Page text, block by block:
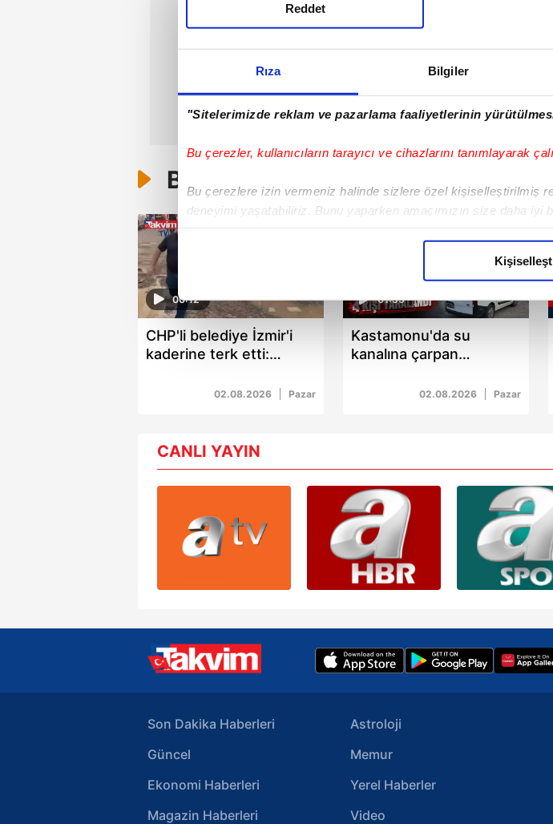
Rıza Bilgiler
"Sitelerimizde reklam ve pazarlama faaliyetlerinin
Bu çerezler, kullanıcıların tarayıcı ve cihazlarını tanımlayarak
Bu çerezlere izin vermeniz halinde sizlere özel kişiselleştirilmiş
deneyimi yaşatabiliriz. Bunu yaparken amacımızın size daha
Sizlere daha iyi bir hizmet sunabilmek için İnternet Sitemizde
çerezler vasıtasıyla çeşitli kişisel verileriniz işlenmekte olup
amacıyla kullanılmaktadır. Diğer çerezler, sitemizin daha
mevzuata uygun olarak kullanılan çerezlerle ilgili bilgi almak için
Reddet
Bunlar da Var
00:12
CHP'li belediye İzmir'i
kaderine terk etti:
02.08.2026 Pazar
01:35
Kastamonu'da su
kanalına çarpan
kişi yaralandı02.08.2026 Pazar
CANLI YAYIN
Son Dakika Haberleri
Güncel
Ekonomi Haberleri
Magazin Haberleri
Astroloji
Memur
Yerel Haberler
Video